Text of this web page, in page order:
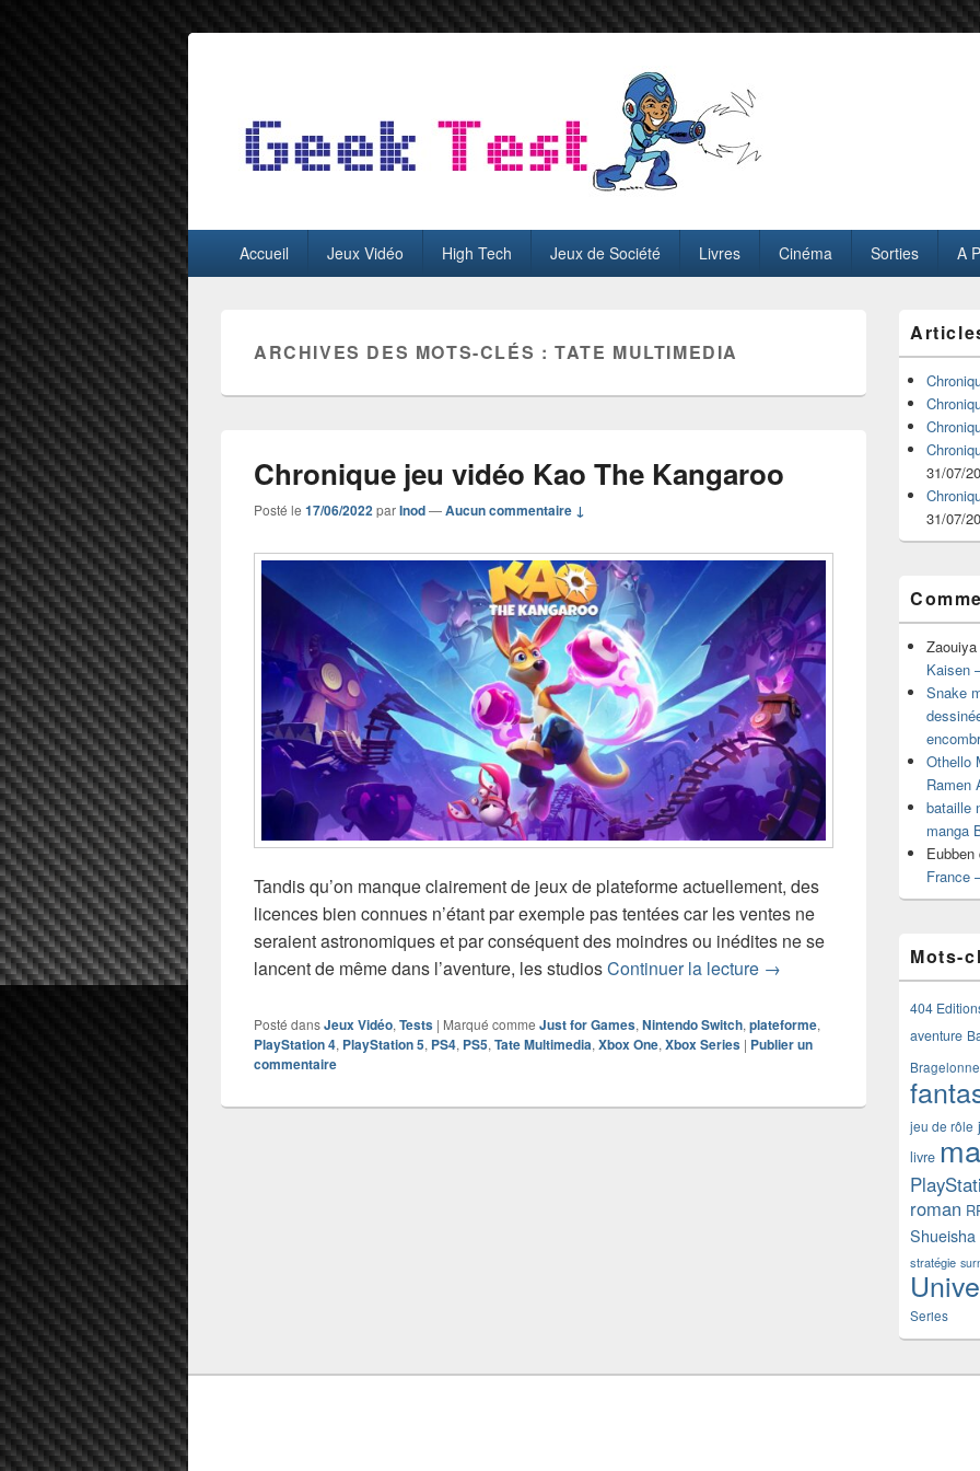
GeekTest
principalAccueil Jeux Vidéo High Tech Jeux de Société Livres Cinéma Sorties A
ARCHIVES DES MOTS-CLÉS :TATE MULTIMEDIA
Chronique jeu vidéo Kao The Kangaroo
Posté le 17/06/2022parInod—Aucun commentaire ↓
Tandis qu’on manque clairement de jeux de plateforme actuellement, des
licences bien connues n’étant par exemple pas tentées car les ventes ne
seraient astronomiques et par conséquent des moindres ou inédites ne se
lancent de même dans l’aventure, les studiosContinuer la lecture Chronique jeu vidéo Kao
→
Posté dansJeux Vidéo, Tests | Marqué comme Just for Games, Nintendo Switch, plateforme,
PlayStation 4, PlayStation 5, PS4, PS5, Tate Multimedia, Xbox One, Xbox Series | Publier un
commentaire
principale
de
widget
pour
barre
latérale
31/07/
31/07/
Zaouiya
Kaisen
Snake
Othello
Ramen
bataille
manga
Eubben
France
Mots-
404
aventure
Bragelonne
jeu de rôle
livre
roman
Shueisha
stratégie
Series